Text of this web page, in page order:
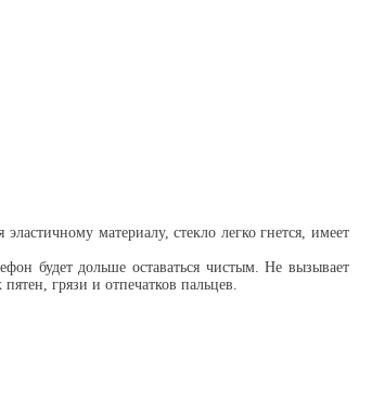
материалу, стекло легко гнется, имеет
будет дольше оставаться чистым. Не вызывает
грязи и отпечатков пальцев.